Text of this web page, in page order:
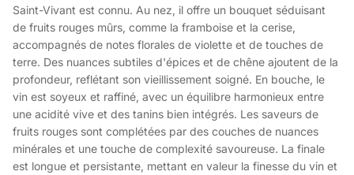
Saint-Vivant est connu. Au nez, il offre un bouquet séduisant
de fruits rouges mûrs, comme la framboise et la cerise,
accompagnés de notes florales de violette et de touches de
terre. Des nuances subtiles d'épices et de chêne ajoutent de la
profondeur, reflétant son vieillissement soigné. En bouche, le
vin est soyeux et raffiné, avec un équilibre harmonieux entre
une acidité vive et des tanins bien intégrés. Les saveurs de
fruits rouges sont complétées par des couches de nuances
minérales et une touche de complexité savoureuse. La finale
est longue et persistante, mettant en valeur la finesse du vin et